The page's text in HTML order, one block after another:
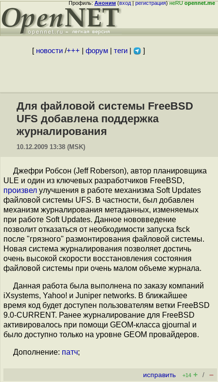
Профиль:Аноним(вход|регистрация)неRUopennet.me
[ новости/+++ форум| теги| ]
Для файловой системы FreeBSD
UFS добавлена поддержка
журналирования
10.12.2009 13:38 (MSK)
Джефри Робсон (Jeff Roberson), автор планировщика
ULE и один из ключевых разработчиков FreeBSD,
произвел улучшения в работе механизма Soft Updates
файловой системы UFS. В частности, был добавлен
механизм журналирования метаданных, изменяемых
при работе Soft Updates. Данное нововведение
позволит отказаться от необходимости запуска fsck
после "грязного" размонтирования файловой системы.
Новая система журналирования позволяет достичь
очень высокой скорости восстановления состояния
файловой системы при очень малом объеме журнала.
Данная работа была выполнена по заказу компаний
iXsystems, Yahoo! и Juniper networks. В ближайшее
время код будет доступен пользователям ветки FreeBSD
9.0-CURRENT. Ранее журналирование для FreeBSD
активировалось при помощи GEOM-класса gjournal и
было доступно только на уровне GEOM провайдеров.
Дополнение: патч;
исправить +14 + / –